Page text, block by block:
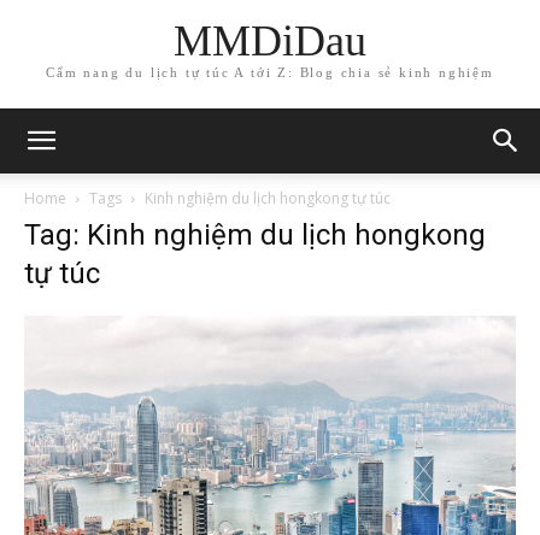
MMDiDau
Cẩm nang du lịch tự túc A tới Z: Blog chia sẻ kinh nghiệm
Home Tags Kinh nghiệm du lịch hongkong tự túc
Tag: Kinh nghiệm du lịch hongkong
tự túc